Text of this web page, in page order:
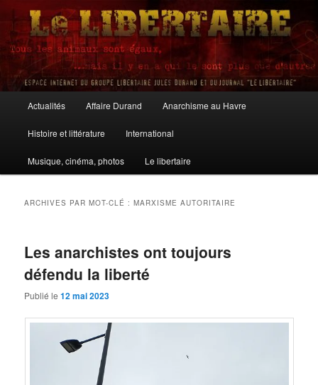
Aller
contenu
principal
Aller
contenu
secondaire
Le Libertaire
principal
Actualités Affaire Durand Anarchisme au Havre
Histoire et littérature International
Musique, cinéma, photos Le libertaire
ARCHIVES PAR MOT-CLÉ :MARXISME AUTORITAIRE
Les anarchistes ont toujours
défendu la liberté
Publié le12 mai 2023